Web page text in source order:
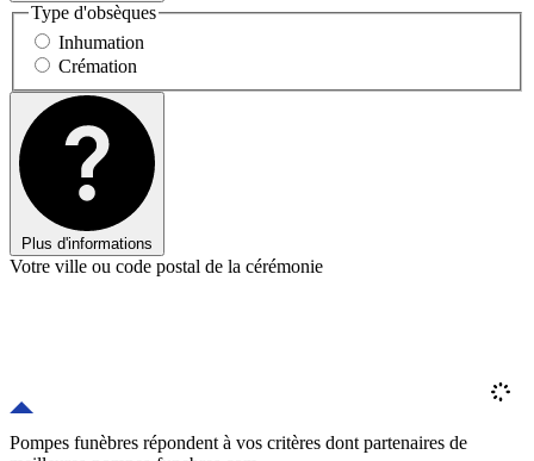
Type d'obsèques
Inhumation
Crémation
Plus d'informations
Votre ville ou code postal de la cérémonie
Pompes funèbres répondent à vos critères dont partenaires de